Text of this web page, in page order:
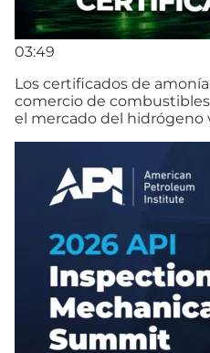
03:49
Los certificados de
comercio de
el mercado del hidrógeno